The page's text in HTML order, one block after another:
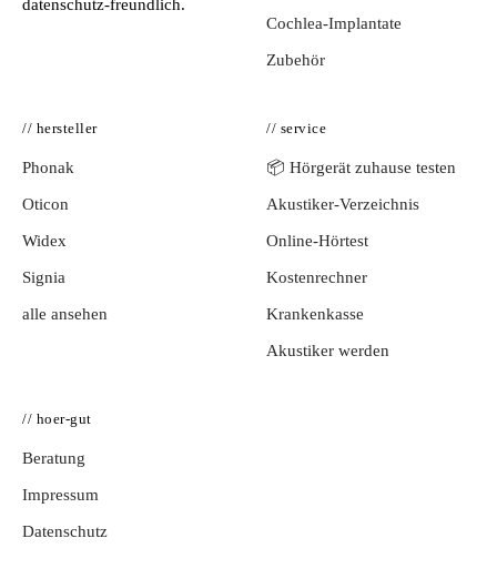
datenschutz-freundlich.
Cochlea-Implantate
Zubehör
// hersteller
Phonak
Oticon
Widex
Signia
alle ansehen
// service
📦 Hörgerät zuhause testen
Akustiker-Verzeichnis
Online-Hörtest
Kostenrechner
Krankenkasse
Akustiker werden
// hoer-gut
Beratung
Impressum
Datenschutz